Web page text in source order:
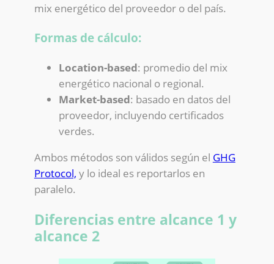
mix energético del proveedor o del país.
Formas de cálculo:
Location-based: promedio del mix
energético nacional o regional.
Market-based: basado en datos del
proveedor, incluyendo certificados
verdes.
Ambos métodos son válidos según el GHG
Protocol, y lo ideal es reportarlos en
paralelo.
Diferencias entre alcance 1 y
alcance 2